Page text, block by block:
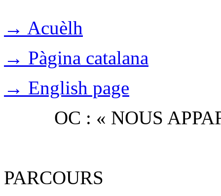
→ Acuèlh
→ Pàgina catalana
→ English page
OC : « NOUS
PARCOURS